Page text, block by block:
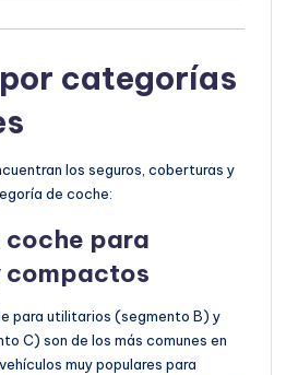
categorías
los seguros, coberturas y
de coche:
coche para
compactos
para utilitarios (segmento B) y
C) son de los más comunes en
muy populares para